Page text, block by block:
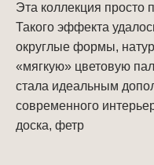
Эта коллекция просто
Такого эффекта
округлые формы,
«мягкую» цветовую
стала идеальным
современного
доска, фетр